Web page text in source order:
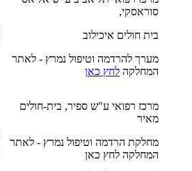
סוראסקי,
בית חולים איכילוב
מערך להרדמה וטיפול נמרץ - לאתר
המחלקה לחץ כאן
מרכז רפואי ע"ש ספיר, בית-חולים
מאיר
מחלקת הרדמה וטיפול נמרץ - לאתר
המחלקה לחץ כאן